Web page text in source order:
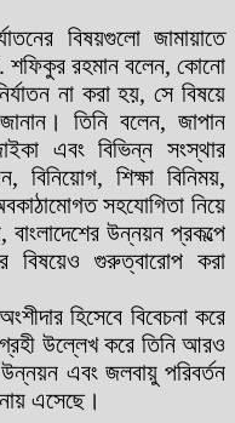
বিষয়গুলো জামায়াতে
শফিকুর রহমান বলেন, কোনো
না করা হয়, সে বিষয়ে
তিনি বলেন, জাপান
এবং বিভিন্ন সংস্থার
বিনিয়োগ, শিক্ষা বিনিময়,
সহযোগিতা নিয়ে
উন্নয়ন প্রকল্পে
বিষয়েও গুরুত্বারোপ করা
হিসেবে বিবেচনা করে
উল্লেখ করে তিনি আরও
উন্নয়ন এবং জলবায়ু পরিবর্তন
এসেছে।